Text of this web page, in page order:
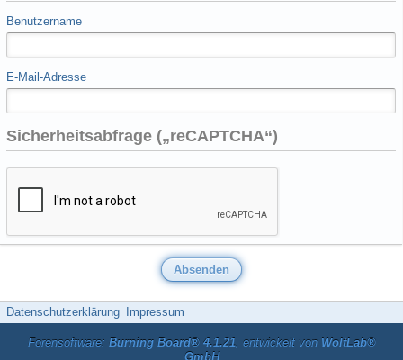
Benutzername
E-Mail-Adresse
Sicherheitsabfrage („reCAPTCHA“)
Datenschutzerklärung Impressum
Forensoftware: Burning Board® 4.1.21, entwickelt von WoltLab®
GmbH